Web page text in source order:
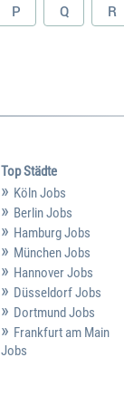
P Q R
Top Städte
Köln Jobs
Berlin Jobs
Hamburg Jobs
München Jobs
Hannover Jobs
Düsseldorf Jobs
Dortmund Jobs
Frankfurt am Main
Jobs